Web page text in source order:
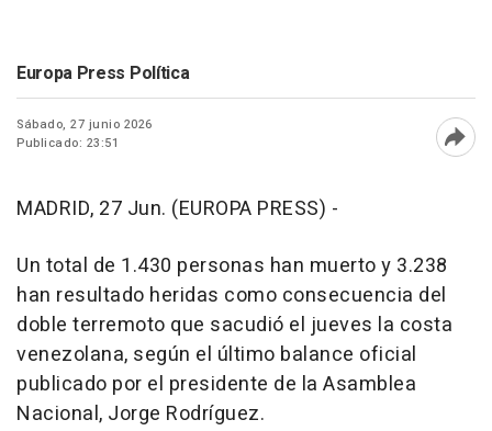
Europa Press Política
Sábado, 27 junio 2026
Publicado: 23:51
MADRID, 27 Jun. (EUROPA PRESS) -
Un total de 1.430 personas han muerto y 3.238
han resultado heridas como consecuencia del
doble terremoto que sacudió el jueves la costa
venezolana, según el último balance oficial
publicado por el presidente de la Asamblea
Nacional, Jorge Rodríguez.